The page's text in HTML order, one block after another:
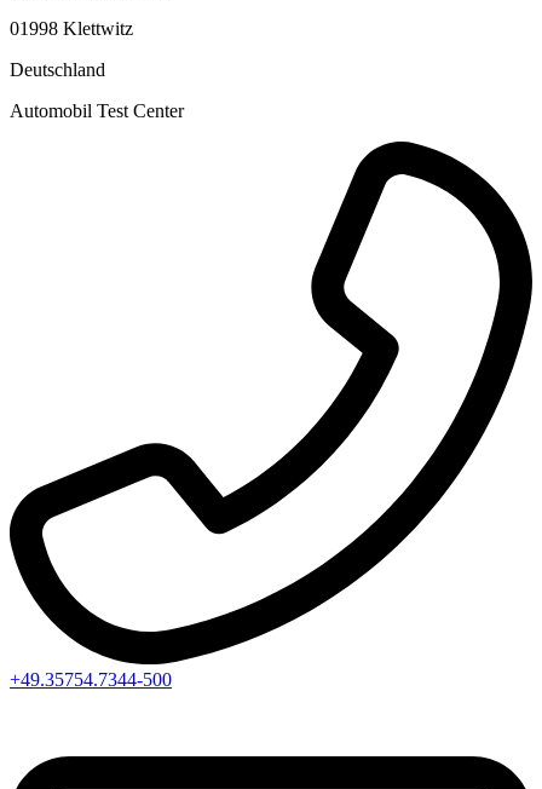
01998 Klettwitz
Deutschland
Automobil Test Center
+49.35754.7344-500